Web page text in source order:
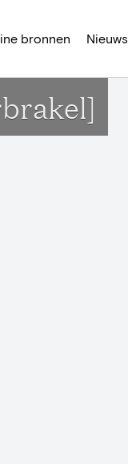
bronnen Nieuws